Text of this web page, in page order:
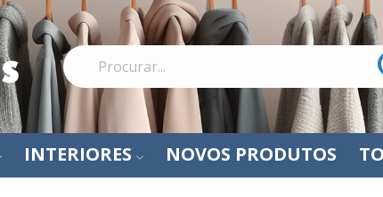
INTERIORES NOVOS PRODUTOS